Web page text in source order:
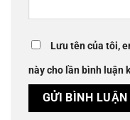
Lưu tên của tôi,
này cho lần bình luận